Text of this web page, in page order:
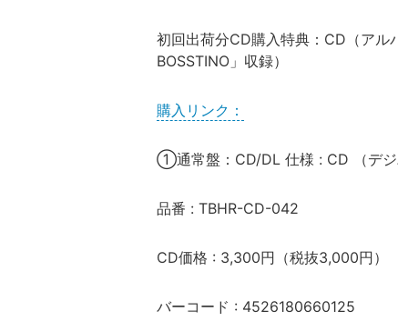
初回出荷分CD購入特典：CD（アル
BOSSTINO」収録）
購入リンク：
①通常盤：CD/DL 仕様 : CD （デジ
品番 : TBHR-CD-042
CD価格 : 3,300円（税抜3,000円）
バーコード : 4526180660125